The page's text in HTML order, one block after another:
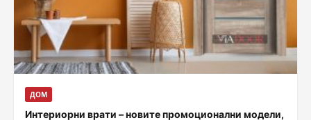
ДОМ
Интериорни врати – новите промоционални модели,